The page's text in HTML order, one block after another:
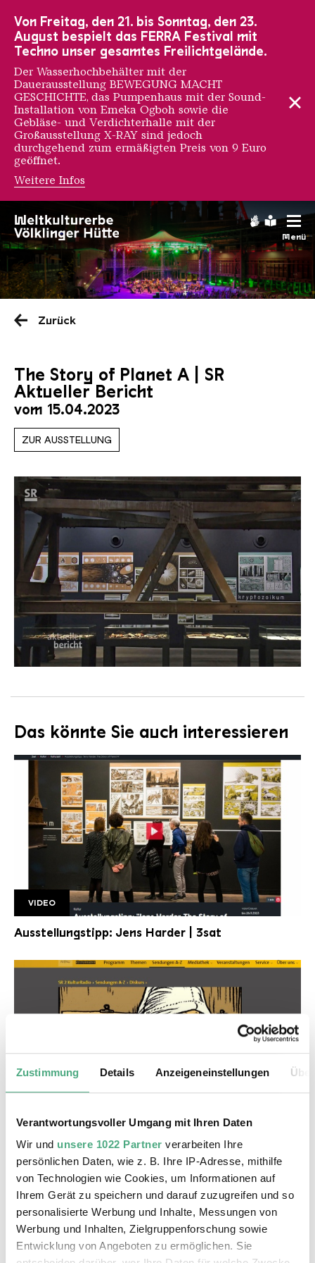
Zustimmung Details Anzeigeneinstellungen
Verantwortungsvoller Umgang mit Ihren Daten
Wir und unsere 1022 Partner verarbeiten Ihre
persönlichen Daten, wie z. B. Ihre IP-Adresse, mithilfe
von Technologien wie Cookies, um Informationen auf
Ihrem Gerät zu speichern und darauf zuzugreifen und so
personalisierte Werbung und Inhalte, Messungen von
Werbung und Inhalten, Zielgruppenforschung sowie
Entwicklung von Angeboten zu ermöglichen. Sie
Menü
Saarländischen
Zurück
The Story of Planet A | SR
Aktueller Bericht
vom 15.04.2023
ZUR AUSSTELLUNG
Das könnte Sie auch interessieren
3sat Jens Harder
VIDEO
Ausstellungstipp: Jens Harder | 3sat
Jens Hader Diskurs
Copyright: Saarländischer Rundfunk | SR 2
Saarbrücker Gespräch mit Jens Harder | SR 2
KulturRadio
Von Freitag, den 21. bis Sonntag, den 23.
August bespielt das FERRA Festival mit
Techno unser gesamtes Freilichtgelände.
Der Wasserhochbehälter mit der
Dauerausstellung BEWEGUNG MACHT
GESCHICHTE, das Pumpenhaus mit der Sound-
Installation von Emeka Ogboh sowie die
Gebläse- und Verdichterhalle mit der
Großausstellung X-RAY sind jedoch
durchgehend zum ermäßigten Preis von 9 Euro
geöffnet.
Weitere Infos